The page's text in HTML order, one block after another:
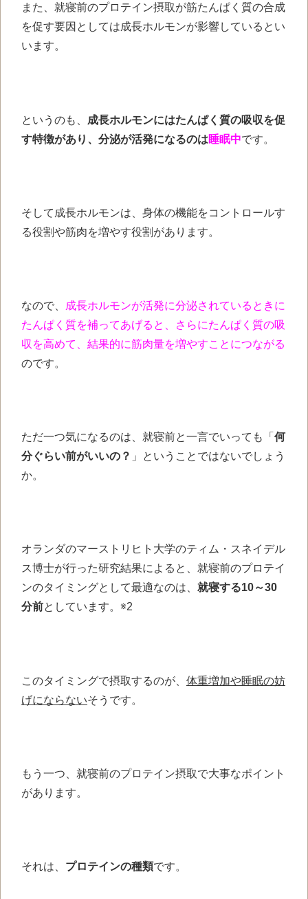
また、就寝前のプロテイン摂取が筋たんぱく質の合成
を促す要因としては成長ホルモンが影響しているとい
います。
というのも、 成長ホルモンにはたんぱく質の吸収を促
す特徴があり、 分泌が活発になるのは睡眠中です。
そして 成長ホルモンは、身体の機能をコントロールす
る役割や筋肉を増やす役割があります。
なので、
成長ホルモンが活発に分泌されているときに
たんぱく質を補ってあげると、さらにたんぱく質の吸
収を高めて、結果的に筋肉量を増やすことにつながる
のです。
ただ一つ気になるのは、就寝前と一言でいっても「 何
分ぐらい前がいいの？ 」ということではないでしょう
か。
オランダのマーストリヒト大学のティム・スネイデル
ス博士が行った研究結果によると、就寝前のプロテイ
ンのタイミングとして最適なのは、 就寝する10～30
分前としています。※2
このタイミングで摂取するのが、 体重増加や睡眠の妨
げにならないそうです。
もう一つ、就寝前のプロテイン摂取で大事なポイント
があります。
それは、 プロテインの種類です。